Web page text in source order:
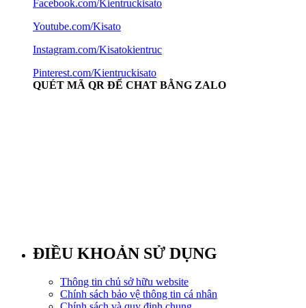
Facebook.com/Kientruckisato
Youtube.com/Kisato
Instagram.com/Kisatokientruc
Pinterest.com/Kientruckisato
QUÉT MÃ QR ĐỂ CHAT BẰNG ZALO
ĐIỀU KHOẢN SỬ DỤNG
Thông tin chủ sở hữu website
Chính sách bảo vệ thông tin cá nhân